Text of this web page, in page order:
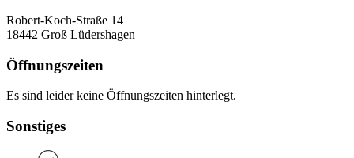
Robert-Koch-Straße 14
18442 Groß Lüdershagen
Öffnungszeiten
Es sind leider keine Öffnungszeiten hinterlegt.
Sonstiges